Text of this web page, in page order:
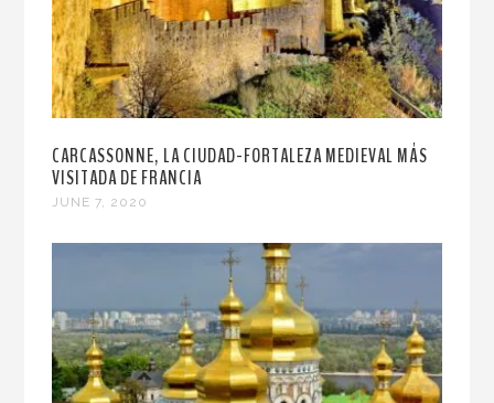
CARCASSONNE, LA CIUDAD-FORTALEZA MEDIEVAL MÁS
VISITADA DE FRANCIA
JUNE 7, 2020